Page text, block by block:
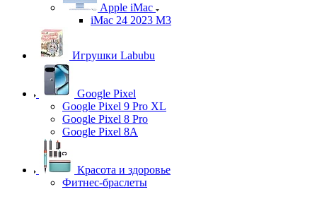
Apple iMac
iMac 24 2023 M3
Игрушки Labubu
Google Pixel
Google Pixel 9 Pro XL
Google Pixel 8 Pro
Google Pixel 8A
Красота и здоровье
Фитнес-браслеты